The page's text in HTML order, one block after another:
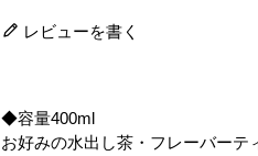
レビューを書く
◆容量400ml
お好みの水出し茶・フレーバー